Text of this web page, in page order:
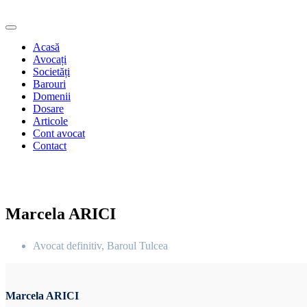
Acasă
Avocați
Societăți
Barouri
Domenii
Dosare
Articole
Cont avocat
Contact
Marcela ARICI
Avocat definitiv, Baroul Tulcea
Marcela ARICI